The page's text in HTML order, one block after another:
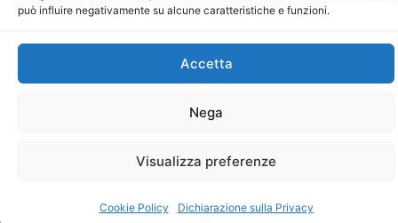
può influire negativamente su alcune caratteristiche e funzioni.
Accetta
Nega
Visualizza preferenze
Cookie Policy Dichiarazione sulla Privacy